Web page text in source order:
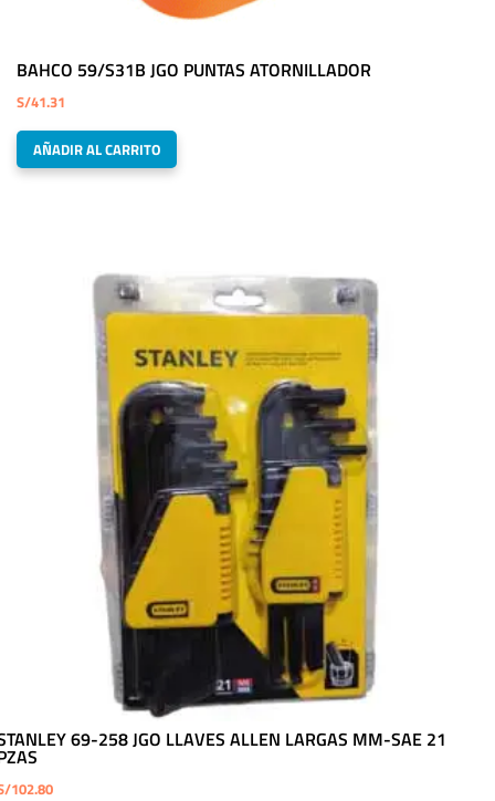
BAHCO 59/S31B JGO PUNTAS ATORNILLADOR
S/41.31
AÑADIR AL CARRITO
69-258 JGO LLAVES ALLEN LARGAS MM-SAE 21
102.80